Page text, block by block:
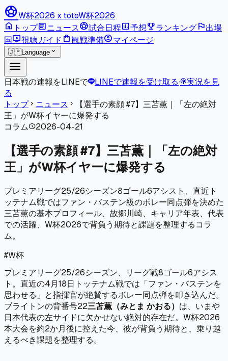
sports_soccerW杯2026 x totoW杯2026
home トップarticleニュースsports_soccer試合日程poll予想emoji_eventsランキングflag出場
国live_tv視聴ガイド shopping_bag観戦準備account_circleマイページ
🇯🇵Language expand_more
menu
日本戦の速報をLINEで LINEで速報を受け取る·podcasts実況を見
る
トップchevron_right ニュース chevron_right
【選手の素顔 #7】三苫薫｜「左の絶対
王」がW杯イヤーに爆発する
コラムschedule2026-04-21
【選手の素顔 #7】三苫薫｜「左の絶対
王」がW杯イヤーに爆発する
プレミアリーグ25/26シーズン8ゴール6アシスト、直近ト
ッテナム戦ではファン・バステン級のボレー同点弾を決めた
三苫薫の基本プロフィール、故郷川崎、キャリア年表、代表
での活躍、W杯2026で背負う期待と課題を整理するコラ
ム。
#W杯
プレミアリーグ25/26シーズン、リーグ戦8ゴール6アシス
ト。直近の4月18日トッテナム戦では「ファン・バステンを
思わせる」と指揮官が絶賛するボレー同点弾を叩き込んだ。
ブライトンの背番号22三苫薫（みとま かおる） は、いまや
日本代表の左サイドに欠かせない絶対的存在だ。W杯2026
本大会を約2か月後に控えた今、彼が背負う期待と、乗り越
えるべき課題を整理する。